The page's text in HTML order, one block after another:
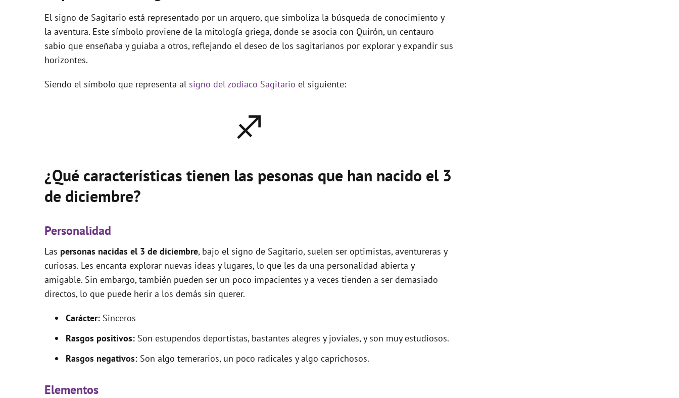
El signo de Sagitario está representado por un arquero, que simboliza la búsqueda de conocimiento y
la aventura. Este símbolo proviene de la mitología griega, donde se asocia con Quirón, un centauro
sabio que enseñaba y guiaba a otros, reflejando el deseo de los sagitarianos por explorar y expandir sus
horizontes.
Siendo el símbolo que representa al signo del zodiaco Sagitario el siguiente:
♐
¿Qué características tienen las pesonas que han nacido el 3
de diciembre?
Personalidad
Las personas nacidas el 3 de diciembre, bajo el signo de Sagitario, suelen ser optimistas, aventureras y
curiosas. Les encanta explorar nuevas ideas y lugares, lo que les da una personalidad abierta y
amigable. Sin embargo, también pueden ser un poco impacientes y a veces tienden a ser demasiado
directos, lo que puede herir a los demás sin querer.
Carácter: Sinceros
Rasgos positivos: Son estupendos deportistas, bastantes alegres y joviales, y son muy estudiosos.
Rasgos negativos: Son algo temerarios, un poco radicales y algo caprichosos.
Elementos